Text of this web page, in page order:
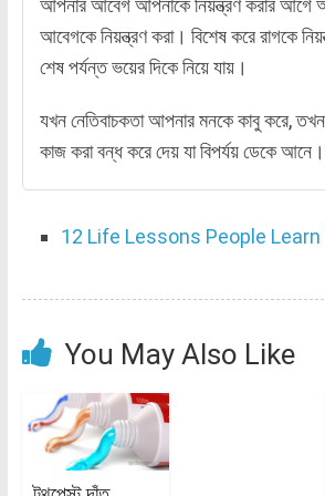
আপনার আবেগ আপনাকে নিয়ন্ত্রণ করার আগে
আবেগকে নিয়ন্ত্রণ করা। বিশেষ করে রাগকে
শেষ পর্যন্ত ভয়ের দিকে নিয়ে যায়।
যখন নেতিবাচকতা আপনার মনকে কাবু করে,
কাজ করা বন্ধ করে দেয় যা বিপর্যয় ডেকে আনে।
12 Life Lessons People
You May Also Like